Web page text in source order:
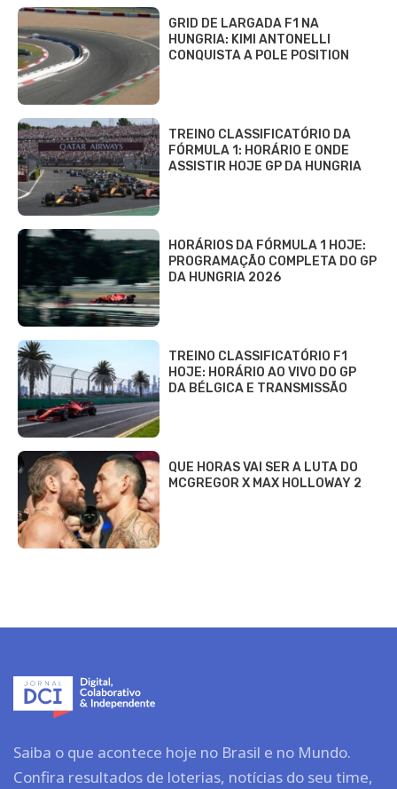
GRID DE LARGADA F1 NA
HUNGRIA: KIMI ANTONELLI
CONQUISTA A POLE POSITION
TREINO CLASSIFICATÓRIO DA
FÓRMULA 1: HORÁRIO E ONDE
ASSISTIR HOJE GP DA HUNGRIA
HORÁRIOS DA FÓRMULA 1 HOJE:
PROGRAMAÇÃO COMPLETA DO GP
DA HUNGRIA 2026
TREINO CLASSIFICATÓRIO F1
HOJE: HORÁRIO AO VIVO DO GP
DA BÉLGICA E TRANSMISSÃO
QUE HORAS VAI SER A LUTA DO
MCGREGOR X MAX HOLLOWAY 2
Saiba o que acontece hoje no Brasil e no Mundo.
Confira resultados de loterias, notícias do seu time,